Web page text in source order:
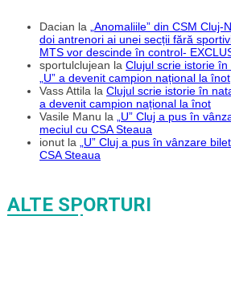
Dacian la „Anomaliile” din CSM
doi antrenori ai unei secții fără
MTS vor descinde în control-
sportulclujean la Clujul scrie istorie
„U” a devenit campion național la înot
Vass Attila la Clujul scrie istorie în
a devenit campion național la înot
Vasile Manu la „U” Cluj a pus în
meciul cu CSA Steaua
ionut la „U” Cluj a pus în vânzare
CSA Steaua
ALTE SPORTURI